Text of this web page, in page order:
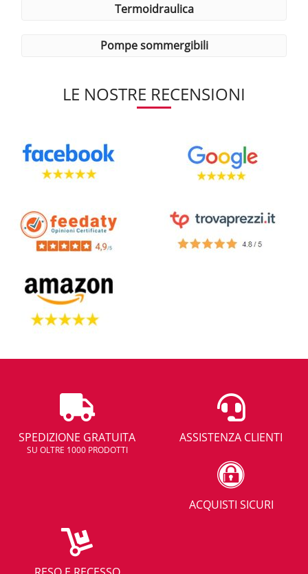
termoidraulica
pompe sommergibili
LE NOSTRE RECENSIONI
SPEDIZIONE GRATUITA
SU OLTRE 1000 PRODOTTI
ASSISTENZA CLIENTI
ACQUISTI SICURI